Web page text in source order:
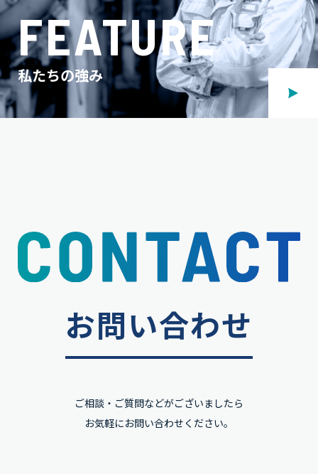
FEATURE
私たちの強み
お問い合わせ
ご相談・ご質問などがございましたら
お気軽にお問い合わせください。